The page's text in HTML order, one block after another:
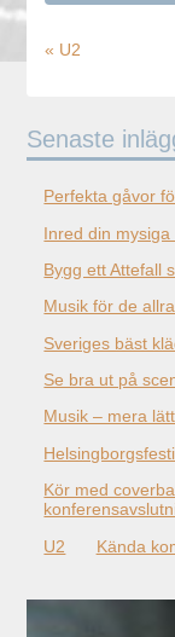
« U2
Senaste
Perfekta gåvor
Inred din
Bygg ett Attefall
Musik för de
Sveriges bäst
Se bra ut på
Musik – mera
Kör med
U2
Kända